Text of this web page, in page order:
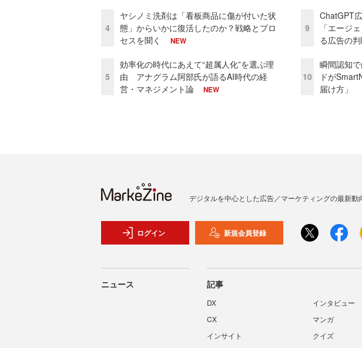
4
ヤシノミ洗剤は「看板商品に傷が付いた状
態」からいかに復活したのか？戦略とプロ
セスを聞く
NEW
5
効率化の時代にあえて“超属人化”を選ぶ理
由 アナグラム阿部氏が語るAI時代の経
営・マネジメント論
NEW
9
ChatGPT
「エージ
る広告の
10
瞬間認知
ドが
届け方」
デジタルを中心とした広告／マーケティングの最新動
ログイン 新規会員登録
ニュース 記事
DX
インタビュー
CX
マンガ
インサイト
クイズ